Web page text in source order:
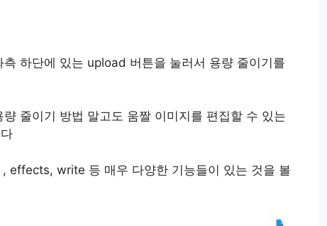
하단에 있는 upload 버튼을 눌러서 용량 줄이기를
줄이기 방법 말고도 움짤 이미지를 편집할 수 있는
write 등 매우 다양한 기능들이 있는 것을 볼